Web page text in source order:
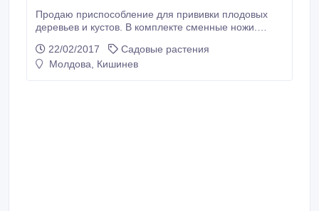
Продаю приспособление для прививки плодовых
деревьев и кустов. В комплекте сменные ножи.
22/02/2017
Садовые растения
Молдова, Кишинев